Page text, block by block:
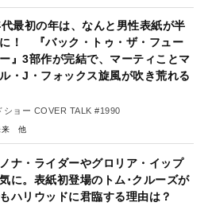
最初の年は、なんと男性表紙が半
！ 『バック・トゥ・ザ・フュー
』3部作が完結で、マーティことマ
・J・フォックス旋風が吹き荒れる
ショー COVER TALK #1990
来
ナ・ライダーやグロリア・イップ
に。表紙初登場のトム･クルーズが
ハリウッドに君臨する理由は？